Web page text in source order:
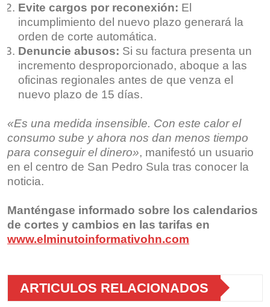
Evite cargos por reconexión: El
incumplimiento del nuevo plazo generará la
orden de corte automática.
Denuncie abusos: Si su factura presenta un
incremento desproporcionado, aboque a las
oficinas regionales antes de que venza el
nuevo plazo de 15 días.
«Es una medida insensible. Con este calor el
consumo sube y ahora nos dan menos tiempo
para conseguir el dinero», manifestó un usuario
en el centro de San Pedro Sula tras conocer la
noticia.
Manténgase informado sobre los calendarios
de cortes y cambios en las tarifas en
www.elminutoinformativohn.com
ARTICULOS RELACIONADOS